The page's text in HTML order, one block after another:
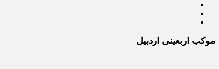
موکب اربعینی اردبیل